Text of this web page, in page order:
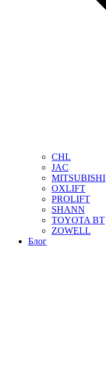
CHL
JAC
MITSUBISHI
OXLIFT
PROLIFT
SHANN
TOYOTA BT
ZOWELL
Блог